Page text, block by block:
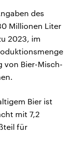
des
Millionen Liter
2023, im
von Bier-Misch-
Bier ist
mit 7,2
für